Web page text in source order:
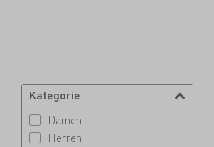
Kategorie
Damen
Herren